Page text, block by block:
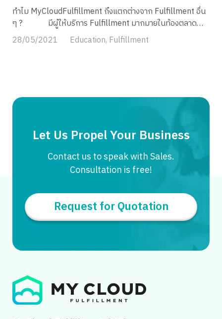
chain เข้ามาใช้เพื่อพัฒนาบริการ อาทิ การวางแผนเส้นทางการ
เดินรถ การนำเทคโนโลยีเข้ามาช่วยด้านขนส่ง กระจายสินค้า การ
ใช้ GPS การปรับราคาบริการเพื่อลดต้นทุนให้ธุรกิจได้มากที่สุด
หรือจุดเด่นด้านการขนส่ง จึงเน้นความเร็วเป็นหลักอีกด้วย […]
ทำไม MyCloudFulfillment ถึงแตกต่างจาก Fulfillment อื่น
ๆ ? มีผู้ให้บริการ Fulfillment มากมายในท้องตลาด
แล้ว MyCloud แตกต่างอย่างไร ทำไมจึงมีราคาสูงกว่าทั่วไป?
และอะไรคือเหตุผลที่คุณต้องเลือกใช้บริการจาก
อันดับ 1 สำหรับธุรกิจ E-Commerce ที่จัดเก็บ แพ็ค ส่งสินค้า
โดยทีมงานมืออาชีพ เพื่อให้ธุรกิจของคุณสามารถเติบโตได้อย่าง
ความไว้วางใจจากบริษัทในตลาดหลักทรัพย์และ International
Company มากมาย หากคุณกำลังมองหาคลังสินค้า ที่ตอบ
โจทย์ร้านค้าออนไลน์ของคุณอยู่ บริการ Fulfillment จาก
MyCloud คือตัวเลือกที่ดีที่สุดค่ะ บริการของ […]
28/05/2021 Education, Fulfillment
Let Us Propel Your Business
Contact us to speak with Sales.
Consultation is free!
Request for Quotation